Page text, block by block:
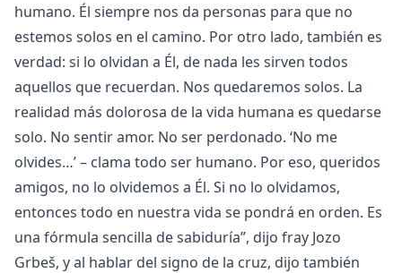
humano. Él siempre nos da personas para que no
estemos solos en el camino. Por otro lado, también es
verdad: si lo olvidan a Él, de nada les sirven todos
aquellos que recuerdan. Nos quedaremos solos. La
realidad más dolorosa de la vida humana es quedarse
solo. No sentir amor. No ser perdonado. ‘No me
olvides…’ – clama todo ser humano. Por eso, queridos
amigos, no lo olvidemos a Él. Si no lo olvidamos,
entonces todo en nuestra vida se pondrá en orden. Es
una fórmula sencilla de sabiduría”, dijo fray Jozo
Grbeš, y al hablar del signo de la cruz, dijo también